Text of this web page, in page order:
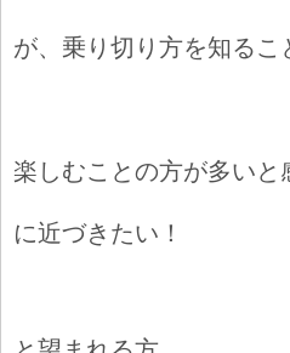
が、乗り切り方を知るこ
楽しむことの方が多いと
に近づきたい！